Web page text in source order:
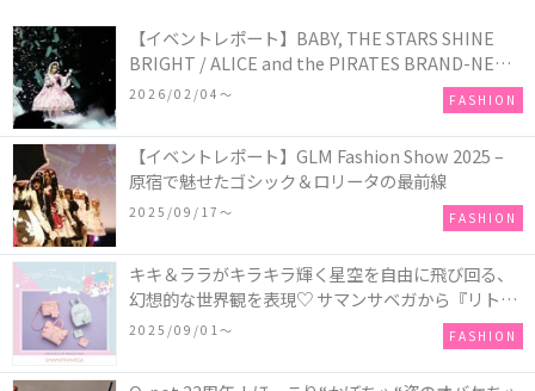
【イベントレポート】BABY, THE STARS SHINE
BRIGHT / ALICE and the PIRATES BRAND-NEW
COLLECTION in TOKYO
2026/02/04〜 FASHION
【イベントレポート】GLM Fashion Show 2025 –
原宿で魅せたゴシック＆ロリータの最前線
2025/09/17〜 FASHION
キキ＆ララがキラキラ輝く星空を自由に飛び回る、
幻想的な世界観を表現♡ サマンサベガから『リトル
ツインスターズ』50周年アニバーサリーイヤー』を
2025/09/01〜 FASHION